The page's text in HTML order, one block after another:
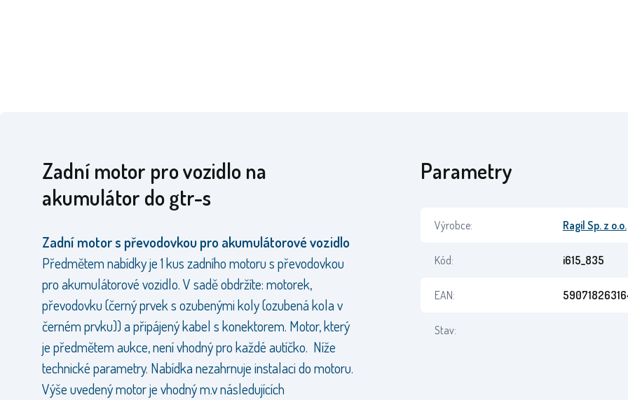
Zadní motor pro vozidlo na
akumulátor do gtr-s
Zadní motor s převodovkou pro akumulátorové vozidlo
Předmětem nabídky je 1 kus zadního motoru s převodovkou
pro akumulátorové vozidlo. V sadě obdržíte: motorek,
převodovku (černý prvek s ozubenými koly (ozubená kola v
černém prvku)) a připájený kabel s konektorem. Motor, který
je předmětem aukce, není vhodný pro každé autíčko. Níže
technické parametry. Nabídka nezahrnuje instalaci do motoru.
Výše uvedený motor je vhodný m.v následujících
Parametry
Výrobce: Ragil Sp. z o.o.
Kód: i615_835
EAN:
Stav: